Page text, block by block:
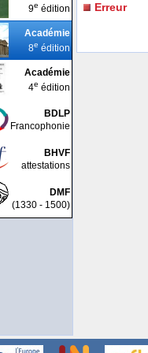
9e édition
Académie
8e édition
Académie
4e édition
BDLP
Francophonie
BHVF
attestations
DMF
(1330 - 1500)
Erreur